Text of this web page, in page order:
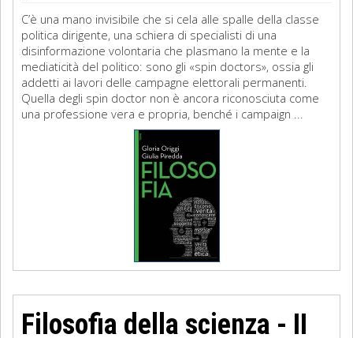
C’è una mano invisibile che si cela alle spalle della classe
politica dirigente, una schiera di specialisti di una
disinformazione volontaria che plasmano la mente e la
mediaticità del politico: sono gli «spin doctors», ossia gli
addetti ai lavori delle campagne elettorali permanenti.
Quella degli spin doctor non è ancora riconosciuta come
una professione vera e propria, benché i campaign ...
Filosofia della scienza - II